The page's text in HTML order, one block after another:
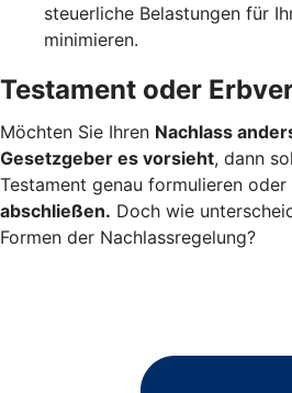
steuerliche Belastungen für
minimieren.
Testament oder
Möchten Sie Ihren Nachlass
Gesetzgeber es vorsieht, dann
Testament genau formulieren oder
abschließen. Doch wie
Formen der Nachlassregelung?